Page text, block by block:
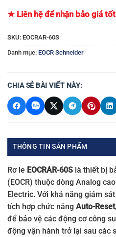
★ Liên hệ để nhận bảo giá
SKU: EOCRAR-60S
Danh mục: EOCR Schneider
CHIA SẺ BÀI VIẾT NÀY:
THÔNG TIN SẢN PHẨM
Rơ le EOCRAR-60S là thiết bị
(EOCR) thuộc dòng Analog
Electric. Với khả năng giám
tích hợp chức năng Auto-Reset
để bảo vệ các động cơ công
động vận hành trở lại sau các